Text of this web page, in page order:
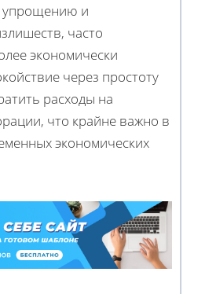
упрощению и
часто
экономически
через простоту
расходы на
что крайне важно в
экономических